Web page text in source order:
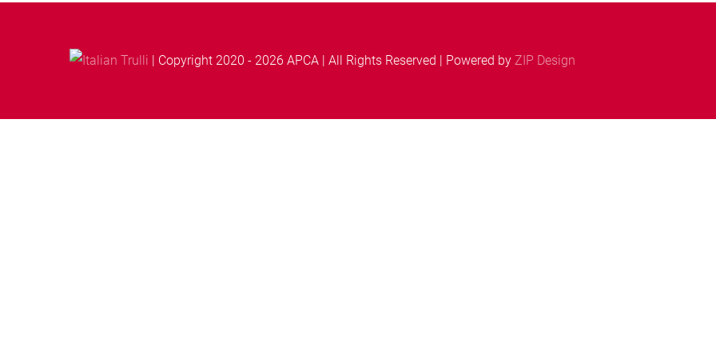
| Copyright 2020 - 2026 APCA | All Rights Reserved | Powered by ZIP Design